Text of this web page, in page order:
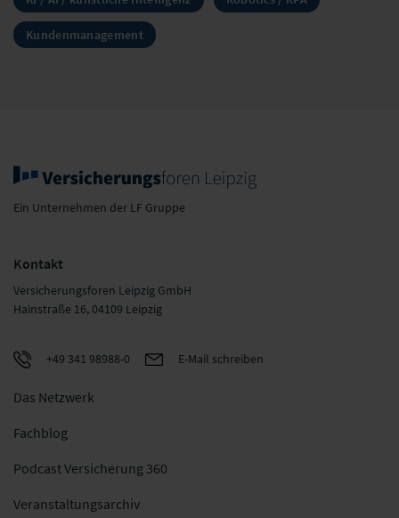
Kundenmanagement
Ein Unternehmen der LF Gruppe
Kontakt
Versicherungsforen Leipzig GmbH
Hainstraße 16, 04109 Leipzig
+49 341 98988-0 E-Mail schreiben
Das Netzwerk
Fachblog
Podcast Versicherung 360
Veranstaltungsarchiv